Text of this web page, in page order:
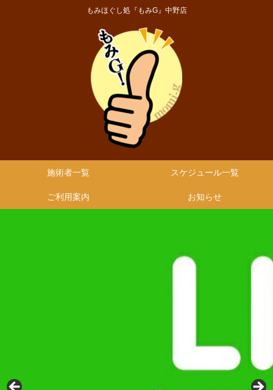
もみほぐし処『もみG』中野店
施術者一覧 スケジュール一覧
ご利用案内 お知らせ